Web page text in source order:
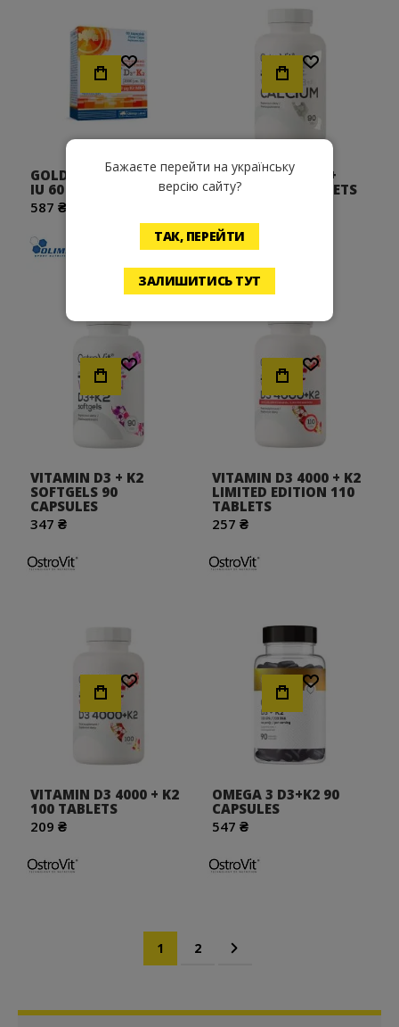
Хочу!
GOLD VIT D3+K2 2000
IU 60 CAPSULES
587 ₴
Хочу!
VITAMIN D3 + K2 +
CALCIUM 90 TABLETS
Хочу!
VITAMIN D3 + K2
SOFTGELS 90
CAPSULES
347 ₴
Хочу!
VITAMIN D3 4000 + K2
LIMITED EDITION 110
TABLETS
257 ₴
Хочу!
VITAMIN D3 4000 + K2
100 TABLETS
209 ₴
Хочу!
OMEGA 3 D3+K2 90
CAPSULES
547 ₴
Вы сейчас читаете страницу
1 Страница
2 Страница
Дальше
Бажаєте перейти на українську
версію сайту?
ТАК, ПЕРЕЙТИ
ЗАЛИШИТИСЬ ТУТ